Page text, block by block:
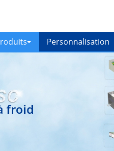
Personnalisation
froid